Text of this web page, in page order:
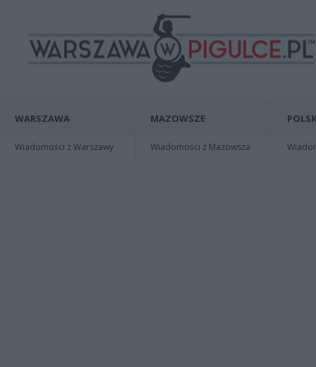
WARSZAWA
Wiadomości z Warszawy
MAZOWSZE
Wiadomości z Mazowsza